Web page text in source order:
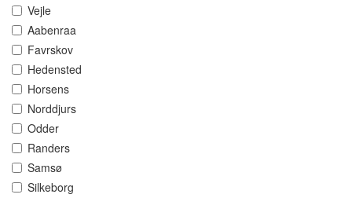
Vejle
Aabenraa
Favrskov
Hedensted
Horsens
Norddjurs
Odder
Randers
Samsø
Silkeborg